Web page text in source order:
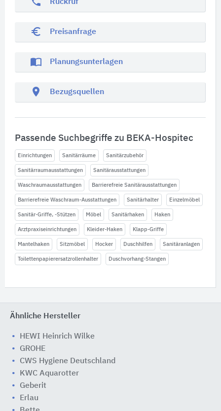
Rückruf
euro_symbol Preisanfrage
import_contacts Planungsunterlagen
location_on Bezugsquellen
Passende Suchbegriffe zu BEKA-Hospitec
Einrichtungen Sanitärräume Sanitärzubehör
Sanitärraumausstattungen Sanitärausstattungen
Waschraumausstattungen Barrierefreie Sanitärausstattungen
Barrierefreie Waschraum-Ausstattungen Sanitärhalter Einzelmöbel
Sanitär-Griffe, -Stützen Möbel Sanitärhaken Haken
Arztpraxiseinrichtungen Kleider-Haken Klapp-Griffe
Mantelhaken Sitzmöbel Hocker Duschhilfen Sanitäranlagen
Toilettenpapierersatzrollenhalter Duschvorhang-Stangen
Ähnliche Hersteller
HEWI Heinrich Wilke
GROHE
CWS Hygiene Deutschland
KWC Aquarotter
Geberit
Erlau